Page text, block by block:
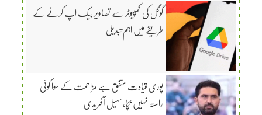
گوگل کی کمپیوٹر سے تصاویر بیک اپ کرنے کے
طریقے میں اہم تبدیلی
پوری قیادت متفق ہے مزاحمت کے سوا کوئی
راستہ نہیں بچا، سہیل آفریدی